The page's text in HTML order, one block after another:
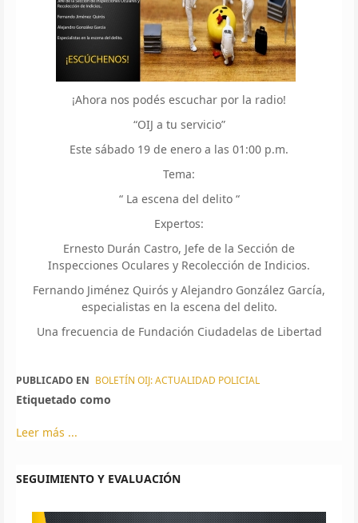
¡Ahora nos podés escuchar por la radio!
“OIJ a tu servicio”
Este sábado 19 de enero a las 01:00 p.m.
Tema:
“ La escena del delito “
Expertos:
Ernesto Durán Castro, Jefe de la Sección de
Inspecciones Oculares y Recolección de Indicios.
Fernando Jiménez Quirós y Alejandro González García,
especialistas en la escena del delito.
Una frecuencia de Fundación Ciudadelas de Libertad
PUBLICADO EN BOLETÍN OIJ: ACTUALIDAD POLICIAL
Etiquetado como
Leer más ...
SEGUIMIENTO Y EVALUACIÓN